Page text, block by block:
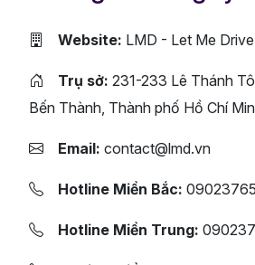
Website: LMD - Let Me Drive
Trụ sở: 231-233 Lê Thánh
Bến Thành, Thành phố Hồ Chí
Email: contact@lmd.vn
Hotline Miền Bắc:
Hotline Miền Trung: